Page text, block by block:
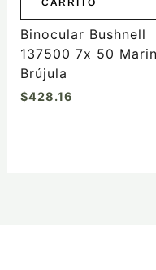
CARRITO
Binocular Bushnell
137500 7x 50
Brújula
$428.16